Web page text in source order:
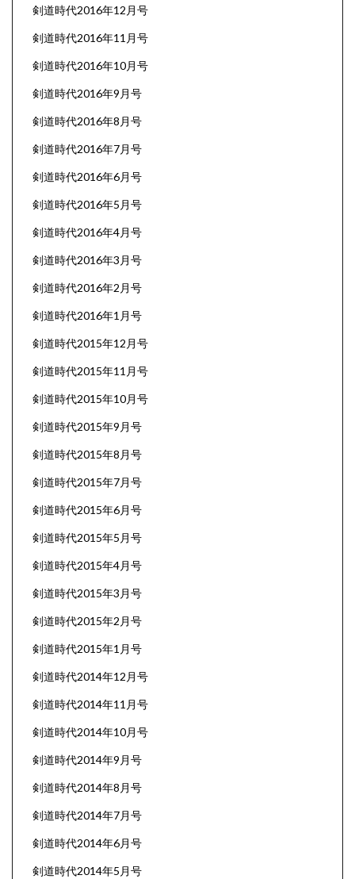
剣道時代2016年12月号
剣道時代2016年11月号
剣道時代2016年10月号
剣道時代2016年9月号
剣道時代2016年8月号
剣道時代2016年7月号
剣道時代2016年6月号
剣道時代2016年5月号
剣道時代2016年4月号
剣道時代2016年3月号
剣道時代2016年2月号
剣道時代2016年1月号
剣道時代2015年12月号
剣道時代2015年11月号
剣道時代2015年10月号
剣道時代2015年9月号
剣道時代2015年8月号
剣道時代2015年7月号
剣道時代2015年6月号
剣道時代2015年5月号
剣道時代2015年4月号
剣道時代2015年3月号
剣道時代2015年2月号
剣道時代2015年1月号
剣道時代2014年12月号
剣道時代2014年11月号
剣道時代2014年10月号
剣道時代2014年9月号
剣道時代2014年8月号
剣道時代2014年7月号
剣道時代2014年6月号
剣道時代2014年5月号